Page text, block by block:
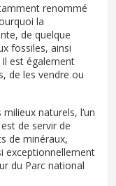
renommé
la
de quelque
fossiles, ainsi
est également
de les vendre ou
naturels, l’un
de servir de
de minéraux,
exceptionnellement
du Parc national